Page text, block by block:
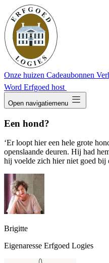
Onze huizen Cadeaubonnen
Word Erfgoed host
Open navigatiemenu dehaze
Een hond?
‘Er loopt hier een hele grote
openslaande deuren. Hij had
hij voelde zich hier niet goed
Brigitte
Eigenaresse Erfgoed Logies